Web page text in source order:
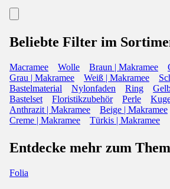
Beliebte Filter im
Macramee Wolle Braun | Makramee
Grau | Makramee
Weiß | Makramee
Bastelmaterial
Nylonfaden Ring
Bastelset
Floristikzubehör Perle
Anthrazit | Makramee
Beige | Makramee
Creme | Makramee
Türkis | Makramee
Entdecke mehr zum
Folia